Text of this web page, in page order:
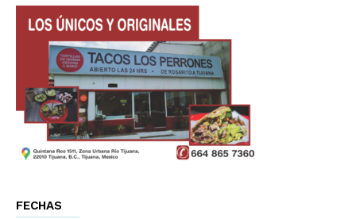
FECHAS